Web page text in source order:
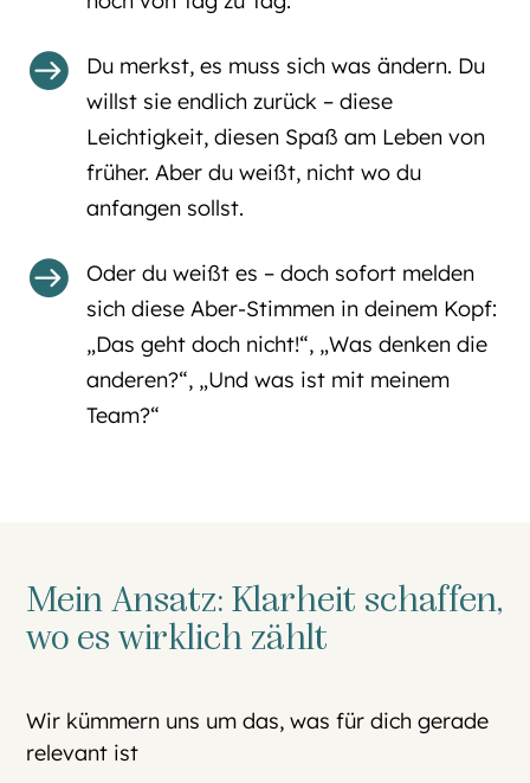

Du merkst, es muss sich was ändern. Du
willst sie endlich zurück – diese
Leichtigkeit, diesen Spaß am Leben von
früher. Aber du weißt, nicht wo du
anfangen sollst.

Oder du weißt es – doch sofort melden
sich diese Aber-Stimmen in deinem Kopf:
„Das geht doch nicht!“, „Was denken die
anderen?“, „Und was ist mit meinem
Team?“
Mein Ansatz: Klarheit schaffen,
wo es wirklich zählt
Wir kümmern uns um das, was für dich gerade
relevant ist